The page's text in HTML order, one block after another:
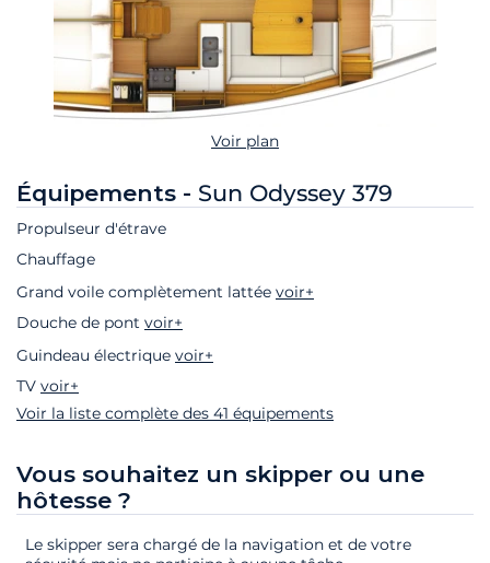
Voir plan
Équipements - Sun Odyssey 379
Propulseur d'étrave
Chauffage
Grand voile complètement lattée voir+
Douche de pont voir+
Guindeau électrique voir+
TV voir+
Voir la liste complète des 41 équipements
Vous souhaitez un skipper ou une
hôtesse ?
Le skipper sera chargé de la navigation et de votre